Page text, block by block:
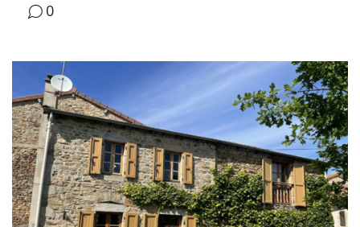
0